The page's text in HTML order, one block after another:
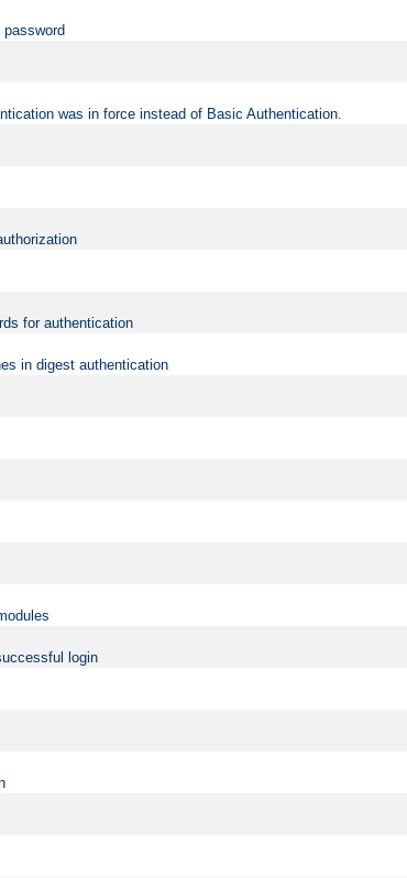
was in force instead of Basic Authentication.
for authentication
in digest authentication
login